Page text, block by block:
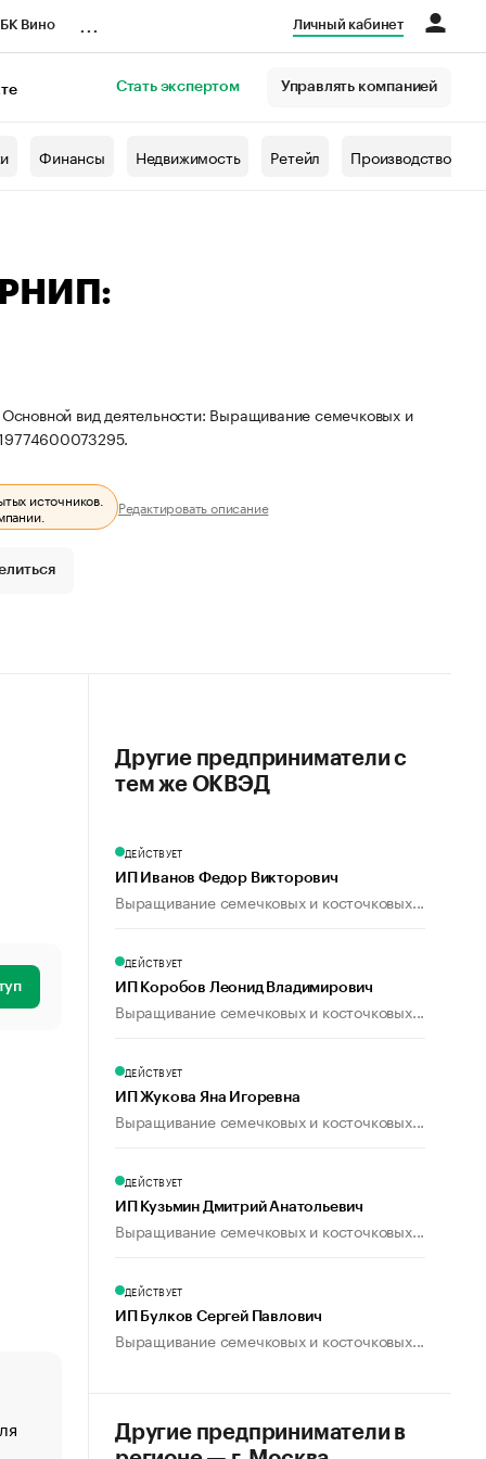
Вино Личный кабинет
Стать экспертом Управлять компанией
Финансы Недвижимость Ретейл Производство
вид деятельности: Выращивание семечковых и
источников.
Редактировать описание
«От спорта тело стареет иначе». Как живет глава
создавшей GTA
Другие предприниматели с
тем же ОКВЭД
ДЕЙСТВУЕТ
ИП Иванов Федор Викторович
Выращивание семечковых и косточковых...
ДЕЙСТВУЕТ
ИП Коробов Леонид Владимирович
Выращивание семечковых и косточковых...
ДЕЙСТВУЕТ
ИП Жукова Яна Игоревна
Выращивание семечковых и косточковых...
ДЕЙСТВУЕТ
ИП Кузьмин Дмитрий Анатольевич
Выращивание семечковых и косточковых...
ДЕЙСТВУЕТ
ИП Булков Сергей Павлович
Выращивание семечковых и косточковых...
Другие предприниматели в